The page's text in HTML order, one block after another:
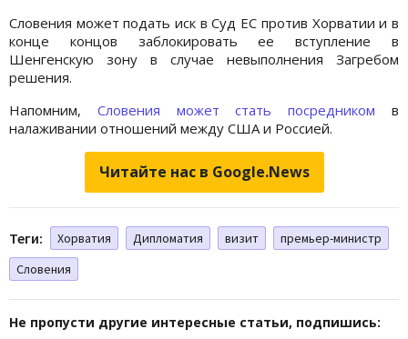
Словения может подать иск в Суд ЕС против Хорватии и в
конце концов заблокировать ее вступление в
Шенгенскую зону в случае невыполнения Загребом
решения.
Напомним, Словения может стать посредником в
налаживании отношений между США и Россией.
Читайте нас в Google.News
Теги: Хорватия Дипломатия визит
премьер-министр
Словения
Не пропусти другие интересные статьи, подпишись: